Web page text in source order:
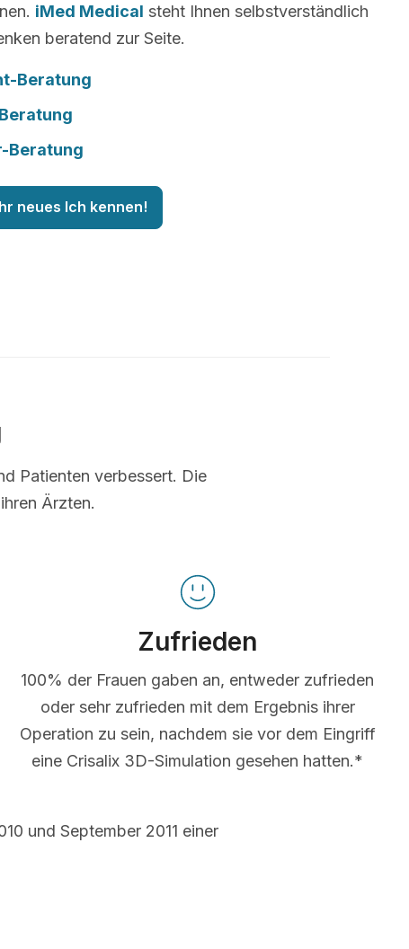
iMed Medical steht Ihnen selbstverständlich
beratend zur Seite.
Beratung
Beratung
neues Ich kennen!
Patienten verbessert. Die
Ärzten.
Zufrieden
100% der Frauen gaben an, entweder zufrieden
oder sehr zufrieden mit dem Ergebnis ihrer
Operation zu sein, nachdem sie vor dem Eingriff
eine Crisalix 3D-Simulation gesehen hatten.*
und September 2011 einer